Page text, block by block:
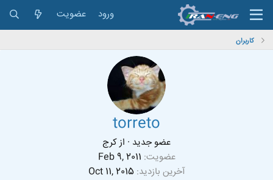
ورود عضویت
کاربران
torreto
عضو جدید · ازکرج
عضویت Feb 9, 2011
آخرین بازدید Oct 11, 2015